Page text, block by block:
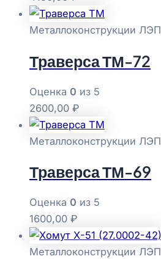
Металлоконструкции ЛЭП
Траверса ТМ-72
Оценка 0 из 5
2600,00 ₽
Металлоконструкции ЛЭП
Траверса ТМ-69
Оценка 0 из 5
1600,00 ₽
Металлоконструкции ЛЭП